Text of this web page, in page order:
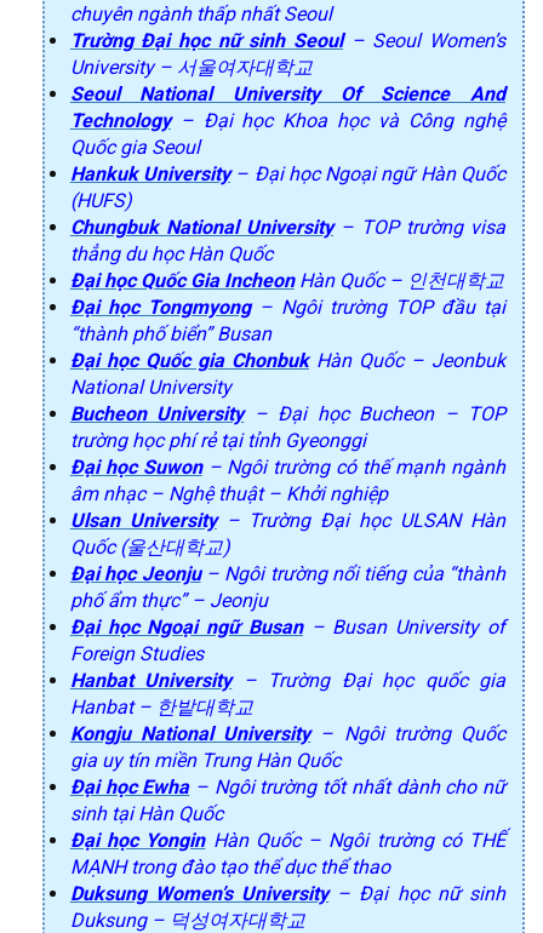
chuyên ngành thấp nhất Seoul
Trường Đại học nữ sinh Seoul– Seoul Women’s
University – 서울여자대학교
Seoul National University Of Science And
Technology– Đại học Khoa học và Công nghệ
Quốc gia Seoul
Hankuk University– Đại học Ngoại ngữ Hàn Quốc
(HUFS)
Chungbuk National University– TOP trường visa
thẳng du học Hàn Quốc
Đại học Quốc Gia IncheonHàn Quốc – 인천대학교
Đại học Tongmyong– Ngôi trường TOP đầu tại
“thành phố biển” Busan
Đại học Quốc gia ChonbukHàn Quốc – Jeonbuk
National University
Bucheon University– Đại học Bucheon – TOP
trường học phí rẻ tại tỉnh Gyeonggi
Đại học Suwon– Ngôi trường có thế mạnh ngành
âm nhạc – Nghệ thuật – Khởi nghiệp
Ulsan University– Trường Đại học ULSAN Hàn
Quốc (울산대학교)
Đại học Jeonju– Ngôi trường nổi tiếng của “thành
phố ẩm thực” – Jeonju
Đại học Ngoại ngữ Busan– Busan University of
Foreign Studies
Hanbat University– Trường Đại học quốc gia
Hanbat – 한밭대학교
Kongju National University– Ngôi trường Quốc
gia uy tín miền Trung Hàn Quốc
Đại học Ewha– Ngôi trường tốt nhất dành cho nữ
sinh tại Hàn Quốc
Đại học YonginHàn Quốc – Ngôi trường có THẾ
MẠNH trong đào tạo thể dục thể thao
Duksung Women’s University– Đại học nữ sinh
Duksung – 덕성여자대학교